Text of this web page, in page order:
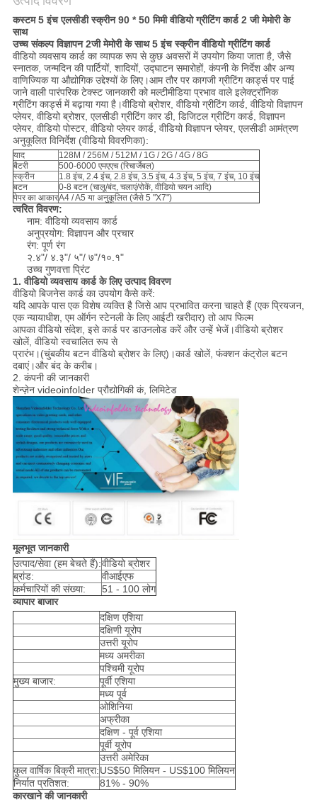
कस्टम 5 इंच एलसीडी स्क्रीन 90 * 50 मिमी वीडियो ग्रीटिंग कार्ड 2 जी मेमोरी के
साथ
उच्च संकल्प विज्ञापन 2जी मेमोरी के साथ 5 इंच स्क्रीन वीडियो ग्रीटिंग कार्ड
वीडियो व्यवसाय कार्ड का व्यापक रूप से कुछ अवसरों में उपयोग किया जाता है, जैसे
स्नातक, जन्मदिन की पार्टियों, शादियों, उद्घाटन समारोहों, कंपनी के निर्देश और अन्य
वाणिज्यिक या औद्योगिक उद्देश्यों के लिए।आम तौर पर कागजी ग्रीटिंग कार्ड्स पर पाई
जाने वाली पारंपरिक टेक्स्ट जानकारी को मल्टीमीडिया प्रभाव वाले इलेक्ट्रॉनिक
ग्रीटिंग कार्ड्स में बढ़ाया गया है।वीडियो ब्रोशर, वीडियो ग्रीटिंग कार्ड, वीडियो विज्ञापन
प्लेयर, वीडियो ब्रोशर, एलसीडी ग्रीटिंग कार डी, डिजिटल ग्रीटिंग कार्ड, विज्ञापन
प्लेयर, वीडियो पोस्टर, वीडियो प्लेयर कार्ड, वीडियो विज्ञापन प्लेयर, एलसीडी आमंत्रण
अनुकूलित विनिर्देश (वीडियो विवरणिका):
याद
128M / 256M / 512M / 1G / 2G / 4G / 8G
बैटरी
500-6000 एमएएच (रिचार्जेबल)
स्क्रीन
1.8 इंच, 2.4 इंच, 2.8 इंच, 3.5 इंच, 4.3 इंच, 5 इंच, 7 इंच, 10 इंच
बटन
0-8 बटन (चालू/बंद, चलाएं/रोकें, वीडियो चयन आदि)
पेपर का आकारA4 / A5 या अनुकूलित (जैसे 5 "X7")
त्वरित विवरण:
नाम: वीडियो व्यवसाय कार्ड
अनुप्रयोग: विज्ञापन और प्रचार
रंग: पूर्ण रंग
२.४"/ ४.३"/ ५"/ ७"/१०.१"
उच्च गुणवत्ता प्रिंट
1. वीडियो व्यवसाय कार्ड के लिए उत्पाद विवरण
वीडियो बिजनेस कार्ड का उपयोग कैसे करें:
यदि आपके पास एक विशेष व्यक्ति है जिसे आप प्रभावित करना चाहते हैं (एक प्रियजन,
एक न्यायाधीश, एम ऑर्गन स्टेनली के लिए आईटी खरीदार) तो आप फिल्म
आपका वीडियो संदेश, इसे कार्ड पर डाउनलोड करें और उन्हें भेजें।वीडियो ब्रोशर
खोलें, वीडियो स्वचालित रूप से
प्रारंभ।(चुंबकीय बटन वीडियो ब्रोशर के लिए)।कार्ड खोलें, फंक्शन कंट्रोल बटन
दबाएं।और बंद के करीब।
2. कंपनी की जानकारी
शेन्ज़ेन videoinfolder प्रौद्योगिकी कं, लिमिटेड
मूलभूत जानकारी
उत्पाद/सेवा (हम बेचते हैं):वीडियो ब्रोशर
ब्रांड:
वीआईएफ
कर्मचारियों की संख्या:
51 - 100 लोग
व्यापार बाजार
दक्षिण एशिया
दक्षिणी यूरोप
उत्तरी यूरोप
मध्य अमरीका
पश्चिमी यूरोप
मुख्य बाजार:
पूर्वी एशिया
मध्य पूर्व
ओशिनिया
अफ्रीका
दक्षिण - पूर्व एशिया
पूर्वी यूरोप
उत्तरी अमेरिका
कुल वार्षिक बिक्री मात्रा:US$50 मिलियन - US$100 मिलियन
निर्यात प्रतिशत:
81% - 90%
कारखाने की जानकारी